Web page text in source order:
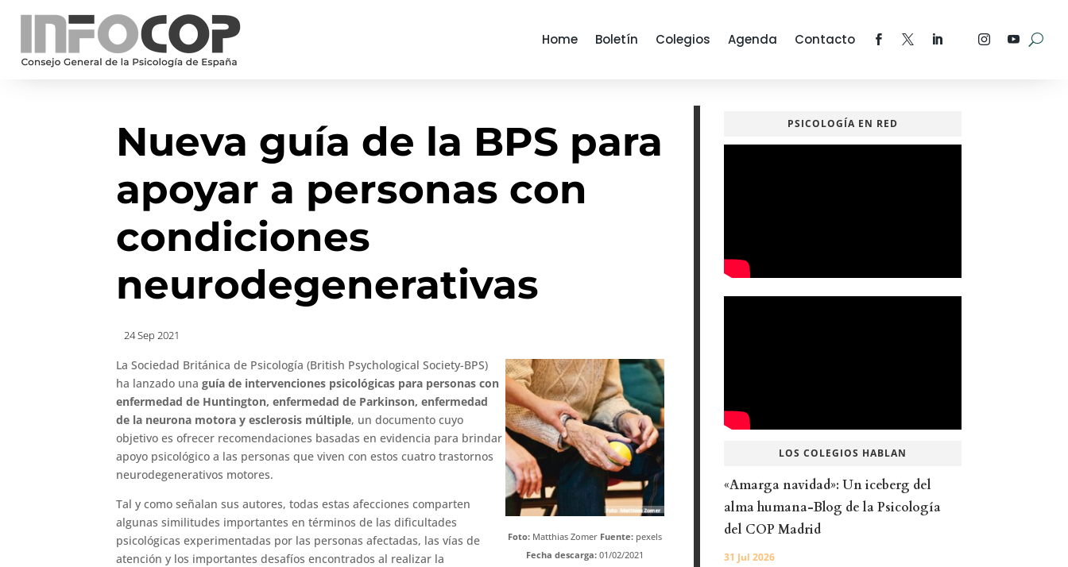
Home Boletín Colegios Agenda Contacto
Nueva guía de la BPS para
apoyar a personas con
condiciones
neurodegenerativas
24 Sep 2021
La Sociedad Británica de Psicología (British Psychological Society-BPS)
ha lanzado unaguía de intervenciones psicológicas para personas con
enfermedad de Huntington, enfermedad de Parkinson, enfermedad
de la neurona motora y esclerosis múltiple, un documento cuyo
objetivo es ofrecer recomendaciones basadas en evidencia para brindar
apoyo psicológico a las personas que viven con estos cuatro trastornos
neurodegenerativos motores.
Tal y como señalan sus autores, todas estas afecciones comparten
algunas similitudes importantes en términos de las dificultades
psicológicas experimentadas por las personas afectadas, las vías de
atención y los importantes desafíos encontrados al realizar la
Foto: Matthias Zomer Fuente: pexels
Fecha descarga:01/02/2021
PSICOLOGÍA EN RED
LOS COLEGIOS HABLAN
«Amarga navidad»: Un iceberg del
alma humana-Blog de la Psicología
del COP Madrid
31 Jul 2026